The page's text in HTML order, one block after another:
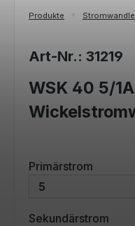
Produkte
Art-Nr.: 31219
WSK 40 5/
Primärstrom
Sekundärstrom